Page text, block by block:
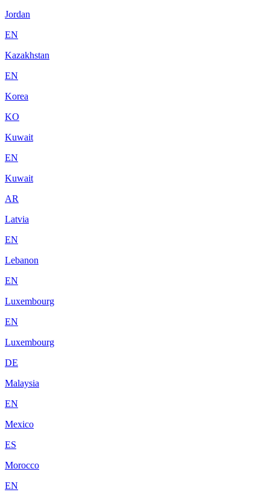
Jordan
EN
Kazakhstan
EN
Korea
KO
Kuwait
EN
Kuwait
AR
Latvia
EN
Lebanon
EN
Luxembourg
EN
Luxembourg
DE
Malaysia
EN
Mexico
ES
Morocco
EN